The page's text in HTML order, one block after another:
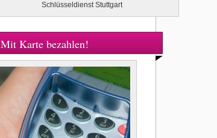
Schlüsseldienst Stuttgart
Mit Karte bezahlen!